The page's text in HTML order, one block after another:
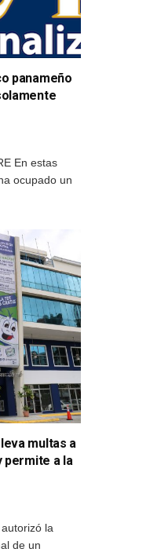
panameño
En estas
ocupado un
multas a
permite a la
la
de un